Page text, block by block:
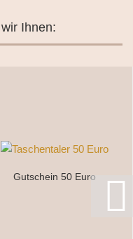
Ihnen:
Gutschein 50 Euro